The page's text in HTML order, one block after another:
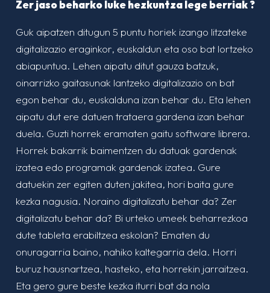
Zer jaso beharko luke hezkuntza lege berriak ?
Guk aipatzen ditugun 5 puntu horiek izango litzateke
digitalizazio eraginkor, euskaldun eta oso bat lortzeko
abiapuntua. Lehen aipatu ditut gauza batzuk,
oinarrizko gaitasunak lantzeko digitalizazio on bat
egon behar du, euskalduna izan behar du. Eta lehen
aipatu dut ere datuen trataera gardena izan behar
duela. Guzti horrek eramaten gaitu software librera.
Horrek bakarrik baimentzen du datuak gardenak
izatea edo programak gardenak izatea. Gure
datuekin zer egiten duten jakitea, hori baita gure
kezka nagusia. Noraino digitalizatu behar da? Zer
digitalizatu behar da? Bi urteko umeek beharrezkoa
dute tableta erabiltzea eskolan? Ematen du
onuragarria baino, nahiko kaltegarria dela. Horri
buruz hausnartzea, hasteko, eta horrekin jarraitzea.
Eta gero gure beste kezka iturri bat da nola